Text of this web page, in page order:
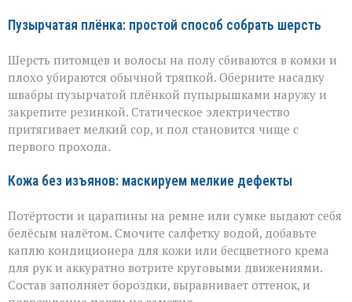
Пузырчатая плёнка: простой способ собрать шерсть
Шерсть питомцев и волосы на полу сбиваются в комки и
плохо убираются обычной тряпкой. Оберните насадку
швабры пузырчатой плёнкой пупырышками наружу и
закрепите резинкой. Статическое электричество
притягивает мелкий сор, и пол становится чище с
первого прохода.
Кожа без изъянов: маскируем мелкие дефекты
Потёртости и царапины на ремне или сумке выдают себя
белёсым налётом. Смочите салфетку водой, добавьте
каплю кондиционера для кожи или бесцветного крема
для рук и аккуратно вотрите круговыми движениями.
Состав заполняет бороздки, выравнивает оттенок, и